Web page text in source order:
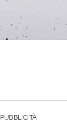
PUBBLICITÀ